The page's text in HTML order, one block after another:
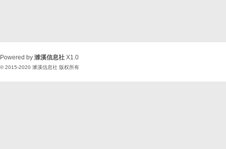
Powered by 濉溪信息社 X1.0
© 2015-2020 濉溪信息社 版权所有